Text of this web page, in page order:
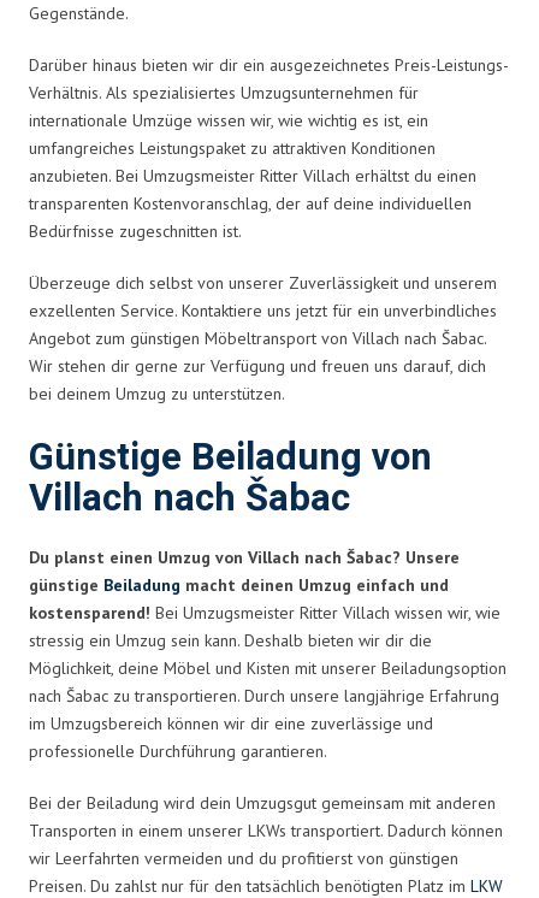
Gegenstände.
Darüber hinaus bieten wir dir ein ausgezeichnetes Preis-Leistungs-
Verhältnis. Als spezialisiertes Umzugsunternehmen für
internationale Umzüge wissen wir, wie wichtig es ist, ein
umfangreiches Leistungspaket zu attraktiven Konditionen
anzubieten. Bei Umzugsmeister Ritter Villach erhältst du einen
transparenten Kostenvoranschlag, der auf deine individuellen
Bedürfnisse zugeschnitten ist.
Überzeuge dich selbst von unserer Zuverlässigkeit und unserem
exzellenten Service. Kontaktiere uns jetzt für ein unverbindliches
Angebot zum günstigen Möbeltransport von Villach nach Šabac.
Wir stehen dir gerne zur Verfügung und freuen uns darauf, dich
bei deinem Umzug zu unterstützen.
Günstige Beiladung von
Villach nach Šabac
Du planst einen Umzug von Villach nach Šabac? Unsere
günstige Beiladung macht deinen Umzug einfach und
kostensparend! Bei Umzugsmeister Ritter Villach wissen wir, wie
stressig ein Umzug sein kann. Deshalb bieten wir dir die
Möglichkeit, deine Möbel und Kisten mit unserer Beiladungsoption
nach Šabac zu transportieren. Durch unsere langjährige Erfahrung
im Umzugsbereich können wir dir eine zuverlässige und
professionelle Durchführung garantieren.
Bei der Beiladung wird dein Umzugsgut gemeinsam mit anderen
Transporten in einem unserer LKWs transportiert. Dadurch können
wir Leerfahrten vermeiden und du profitierst von günstigen
Preisen. Du zahlst nur für den tatsächlich benötigten Platz im LKW